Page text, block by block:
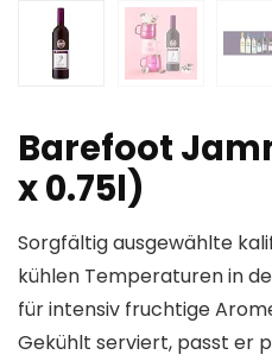
Barefoot
x 0.75l)
Sorgfältig ausgewählte
kühlen Temperaturen in
für intensiv fruchtige
Gekühlt serviert, passt er